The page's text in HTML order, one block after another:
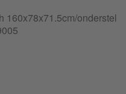
160x78x71.5cm/onderstel